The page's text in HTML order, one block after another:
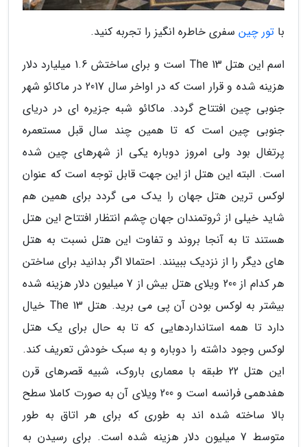
با تور چین سفری خاطره انگیز را تجربه کنید.
اسم این هتل The 13 است و برای ساختش 1.6 میلیارد دلار
هزینه شده و قرار است که در اواخر سال 2017 در ماکائو شهر
جنوبی چین افتتاح گردد. ماکائو شبه جزیره ای در دریای
جنوبی چین است که تا همین چند سال قبل مستعمره
پرتغال بود ولی امروز دوباره یکی از شهرهای چین شده
است. البته این هتل از این جهت قابل توجه است که عنوان
لوکس ترین هتل جهان را یدک می گردد برای همین هم
شاید خیلی از ثروتمندان جهان چشم انتظار افتتاح این هتل
هستند تا به آنجا بروند و تفاوت این هتل نسبت به هتل
های دیگر را از نزدیک ببینند. احتمالا اگر بدانید برای ساختن
هر کدام از 200 ویلای هتل بیش از 7 میلیون دلار هزینه شده
بیشتر به لوکس بودن آن پی می برید. هتل The 13 خیال
دارد تا همه استانداردهایی که تا به حال برای یک هتل
لوکس وجود داشته را دوباره و به سبک خودش تعریف کند.
این هتل 22 طبقه با معماری باروک، شبیه قصرهای قرن
هفدهمی فرانسه است و 200 ویلای آن به صورت کاملا سطح
بالا ساخته شده اند به طوری که برای هر اتاق به طور
متوسط 7 میلیون دلار هزینه شده است. برای رسیدن به